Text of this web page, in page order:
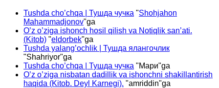
Tushda cho’chqa | Тушда чучка "Shohjahon
Mahammadjonov"ga
O’z o’ziga ishonch hosil qilish va Notiqlik san’ati.
(Kitob) "eldorbek"ga
Tushda yalang’ochlik | Тушда ялангочлик
"Shahriyor"ga
Tushda cho’chqa | Тушда чучка "Мари"ga
O’z o’ziga nisbatan dadillik va ishonchni shakillantirish
haqida (Kitob. Deyl Karnegi). "amriddin"ga